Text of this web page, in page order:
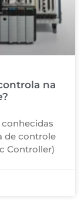
na
de controle
Controller)